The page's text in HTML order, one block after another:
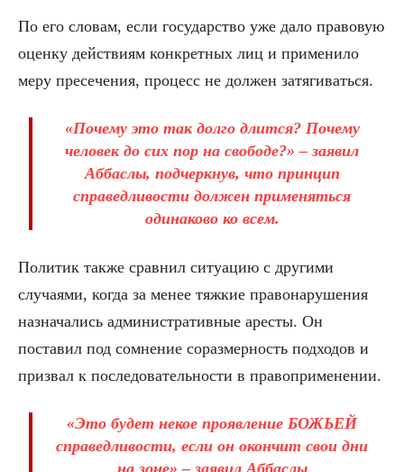
По его словам, если государство уже дало правовую
оценку действиям конкретных лиц и применило
меру пресечения, процесс не должен затягиваться.
«Почему это так долго длится? Почему
человек до сих пор на свободе?» – заявил
Аббаслы, подчеркнув, что принцип
справедливости должен применяться
одинаково ко всем.
Политик также сравнил ситуацию с другими
случаями, когда за менее тяжкие правонарушения
назначались административные аресты. Он
поставил под сомнение соразмерность подходов и
призвал к последовательности в правоприменении.
«Это будет некое проявление БОЖЬЕЙ
справедливости, если он окончит свои дни
на зоне» – заявил Аббаслы